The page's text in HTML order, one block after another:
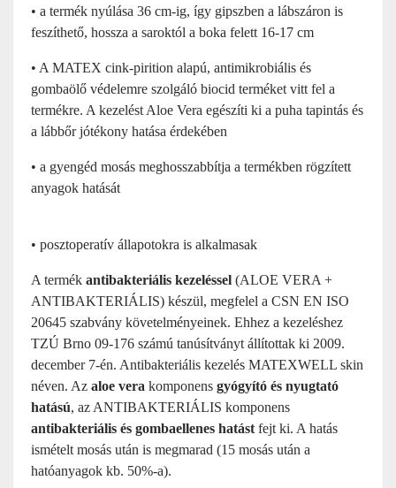
• a termék nyúlása 36 cm-ig, így gipszben a lábszáron is
feszíthető, hossza a saroktól a boka felett 16-17 cm
• A MATEX cink-pirition alapú, antimikrobiális és
gombaölő védelemre szolgáló biocid terméket vitt fel a
termékre. A kezelést Aloe Vera egészíti ki a puha tapintás és
a lábbőr jótékony hatása érdekében
• a gyengéd mosás meghosszabbítja a termékben rögzített
anyagok hatását
• posztoperatív állapotokra is alkalmasak
A termék antibakteriális kezeléssel (ALOE VERA +
ANTIBAKTERIÁLIS) készül, megfelel a CSN EN ISO
20645 szabvány követelményeinek. Ehhez a kezeléshez
TZÚ Brno 09-176 számú tanúsítványt állítottak ki 2009.
december 7-én. Antibakteriális kezelés MATEXWELL skin
néven. Az aloe vera komponens gyógyító és nyugtató
hatású, az ANTIBAKTERIÁLIS komponens
antibakteriális és gombaellenes hatást fejt ki. A hatás
ismételt mosás után is megmarad (15 mosás után a
hatóanyagok kb. 50%-a).